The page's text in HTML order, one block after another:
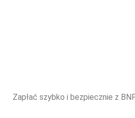
Zapłać szybko i bezpiecznie z